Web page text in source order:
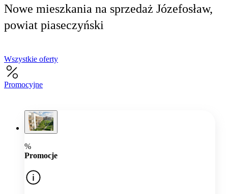
Nowe mieszkania na sprzedaż Józefosław,
powiat piaseczyński
Wszystkie oferty
Promocyjne
%
Promocje